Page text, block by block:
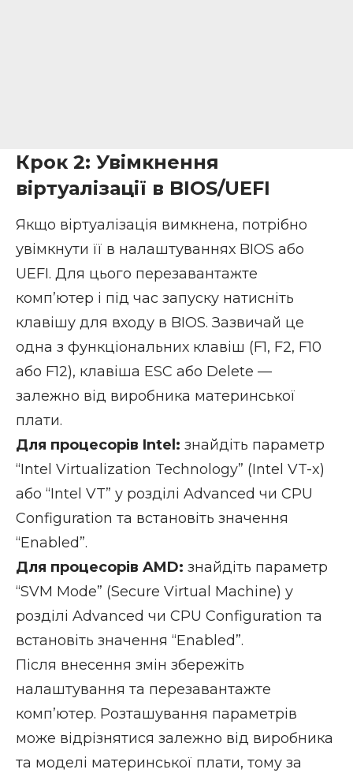
Крок 2: Увімкнення
віртуалізації в BIOS/UEFI
Якщо віртуалізація вимкнена, потрібно
увімкнути її в налаштуваннях BIOS або
UEFI. Для цього перезавантажте
комп’ютер і під час запуску натисніть
клавішу для входу в BIOS. Зазвичай це
одна з функціональних клавіш (F1, F2, F10
або F12), клавіша ESC або Delete —
залежно від виробника материнської
плати.
Для процесорів Intel: знайдіть параметр
“Intel Virtualization Technology” (Intel VT-x)
або “Intel VT” у розділі Advanced чи CPU
Configuration та встановіть значення
“Enabled”.
Для процесорів AMD: знайдіть параметр
“SVM Mode” (Secure Virtual Machine) у
розділі Advanced чи CPU Configuration та
встановіть значення “Enabled”.
Після внесення змін збережіть
налаштування та перезавантажте
комп’ютер. Розташування параметрів
може відрізнятися залежно від виробника
та моделі материнської плати, тому за